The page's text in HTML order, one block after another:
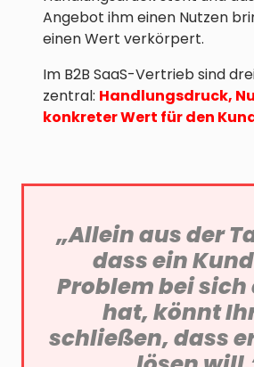
Angebot ihm einen Nutzen
einen Wert verkörpert.
Im B2B SaaS-Vertrieb sind
zentral: Handlungsdruck,
konkreter Wert für den
„Allein aus der
dass ein
Problem bei
hat, könnt
schließen, dass